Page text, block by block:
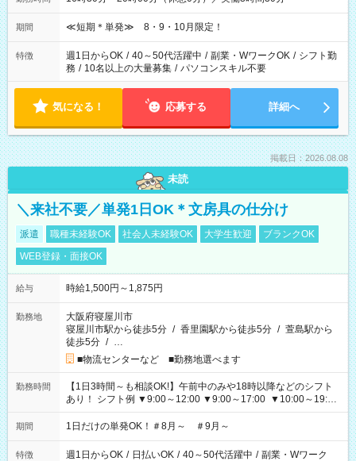
期間 ≪短期＊単発≫ 8・9・10月限定！
特徴 週1日からOK / 40～50代活躍中 / 副業・WワークOK / シフト勤
務 / 10名以上の大量募集 / パソコンスキル不要
気になる！ 応募する 詳細へ
掲載日：2026.08.08
未読
＼来社不要／単発1日OK＊文房具の仕分け
派遣 職種未経験OK 社会人未経験OK 大学生歓迎
ブランクOK
WEB登録・面接OK
給与 時給1,500円～1,875円
勤務地
大阪府寝屋川市
寝屋川市駅から徒歩5分 / 香里園駅から徒歩5分 / 萱島駅から
徒歩5分 / …
■物流センターなど ■勤務地選べます
勤務時間
【1日3時間～も相談OK!】午前中のみや18時以降などのシフト
あり！ シフト例 ▼9:00～12:00 ▼9:00～17:00 ▼10:00～19:00
▼18:00～21:00
期間 1日だけの単発OK！＃8月～ ＃9月～
特徴 週1日からOK / 日払いOK / 40～50代活躍中 / 副業・Wワーク